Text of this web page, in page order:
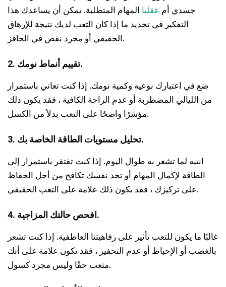
جسدي أم عقليا
المهام المتطلبة. يمكن أن يساعدك هذا
التفكير في تحديد ما إذا كان التعب لديك نتيجة للإرهاق
الحقيقي أو مجرد نقص في الحافز.
2. تقييم أنماط نومك.
ضع في اعتبارك نوعية وكمية نومك. إذا كنت تعاني باستمرار
من الليالي المضطربة أو عدم الراحة الكافية ، فقد يكون ذلك
مؤشرًا واضحًا على التعب بدلاً من الكسل.
3. تحليل مستويات الطاقة الخاصة بك.
انتبه لما تشعر به طوال اليوم. إذا كنت تفتقر باستمرار إلى
الطاقة لإكمال المهام أو تجد نفسك تكافح من أجل الحفاظ
على تركيزك ، فقد يكون ذلك علامة على التعب الحقيقي.
4. افحص حالتك المزاجية.
غالبًا ما يكون للتعب تأثير على رفاهيتنا العاطفية. إذا كنت تشعر
بالغضب أو الإحباط أو عدم التحفيز ، فقد تكون علامة على أنك
متعب حقًا وليس مجرد كسول.